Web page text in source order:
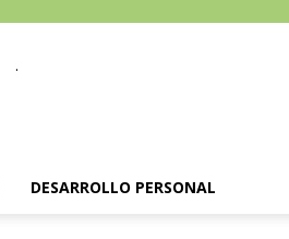
.
DESARROLLO PERSONAL